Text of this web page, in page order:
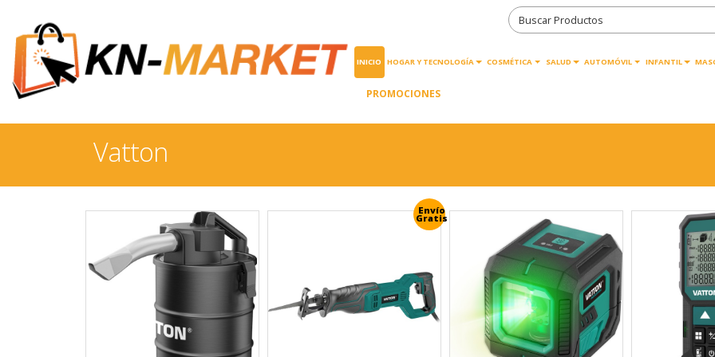
INICIO HOGAR Y TECNOLOGÍA COSMÉTICA SALUD AUTOMÓVIL INFANTIL
PROMOCIONES
Vatton
Envío
Gratis